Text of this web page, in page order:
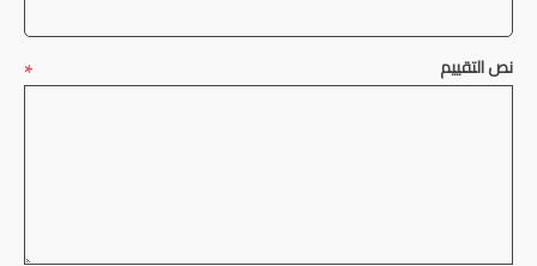
نص التقييم *